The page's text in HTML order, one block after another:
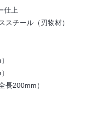
仕上
チール（刃物材）
長200mm）